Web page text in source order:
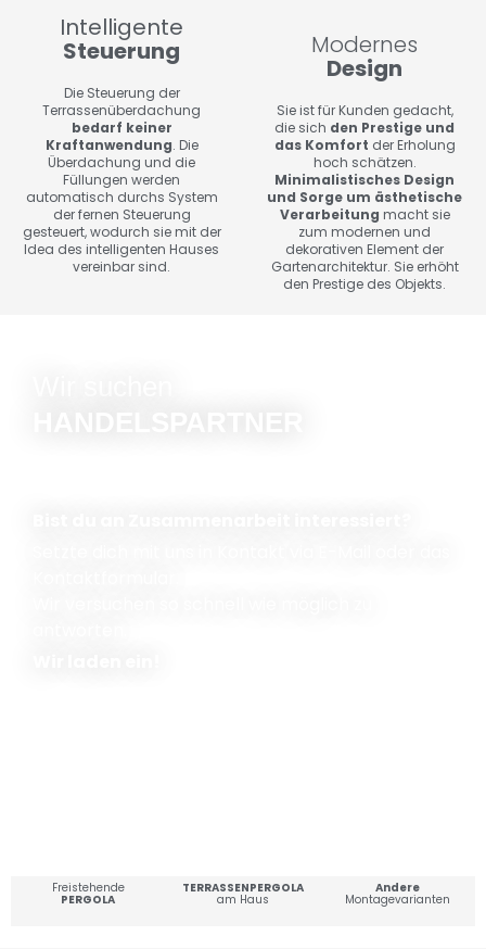
Intelligente
Steuerung
Die Steuerung der
Terrassenüberdachung
bedarf keiner
Kraftanwendung. Die
Überdachung und die
Füllungen werden
automatisch durchs System
der fernen Steuerung
gesteuert, wodurch sie mit der
Idea des intelligenten Hauses
vereinbar sind.
Modernes
Design
Sie ist für Kunden gedacht,
die sich den Prestige und
das Komfort der Erholung
hoch schätzen.
Minimalistisches Design
und Sorge um ästhetische
Verarbeitung macht sie
zum modernen und
dekorativen Element der
Gartenarchitektur. Sie erhöht
den Prestige des Objekts.
Freistehende
PERGOLA
TERRASSENPERGOLA
am Haus
Andere
Montagevarianten